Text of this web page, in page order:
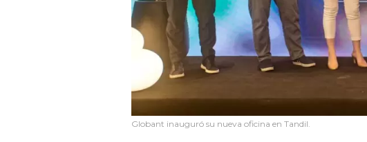
Globant inauguró su nueva oficina en Tandil.